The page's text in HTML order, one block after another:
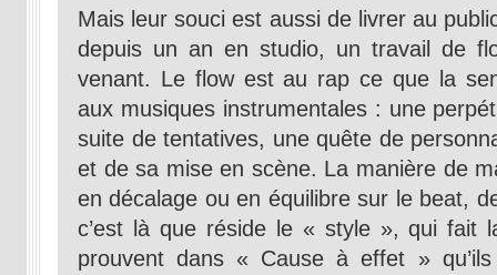
Mais leur souci est aussi de livrer au
depuis un an en studio, un travail de
venant. Le flow est au rap ce que la
aux musiques instrumentales : une
suite de tentatives, une quête de
et de sa mise en scène. La manière de
en décalage ou en équilibre sur le beat,
c’est là que réside le « style », qui fait
prouvent dans « Cause à effet »